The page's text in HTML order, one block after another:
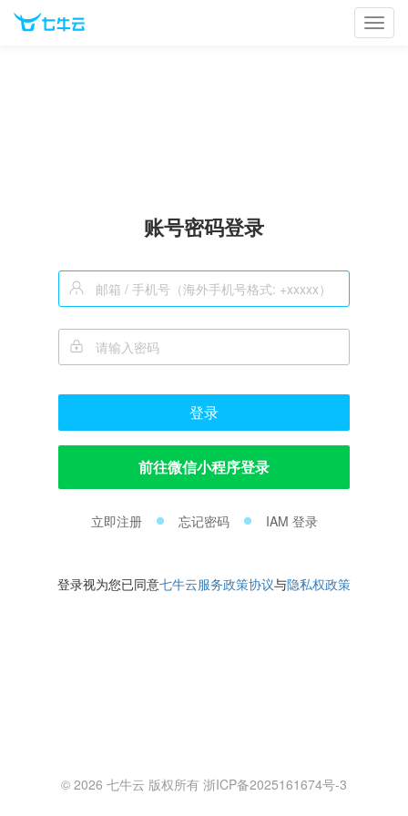
账号密码登录
登录
前往微信小程序登录
立即注册 忘记密码 IAM 登录
登录视为您已同意七牛云服务政策协议与隐私权政策
© 2026 七牛云 版权所有 浙ICP备2025161674号-3